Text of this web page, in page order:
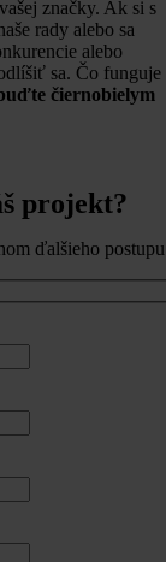
značky. Ak si s
rady alebo sa
alebo
sa. Čo funguje
čiernobielym
projekt?
ďalšieho